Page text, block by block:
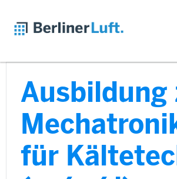
Ausbildung
für